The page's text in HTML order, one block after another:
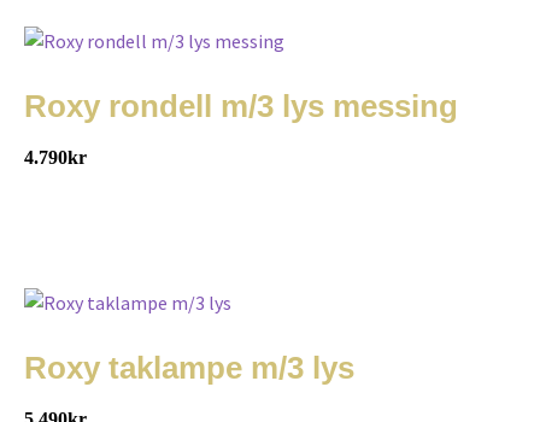
Roxy rondell m/3 lys messing
4.790kr
Roxy taklampe m/3 lys